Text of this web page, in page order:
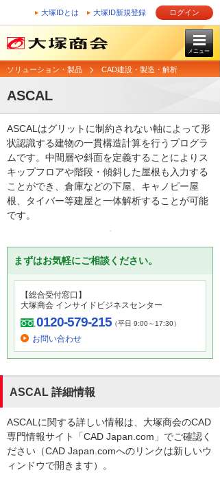
大塚IDとは 大塚ID新規登録 ログイン
メニュー
ソリューション・製品 CAD建設・製造・解析
ASCAL
ASCALはグリットに制約されない軸によって形
状認識する建物の一貫構造計算を行うプログラ
ムです。中間層や斜面を定義することによりス
キップフロアや階段・傾斜した屋根も入力する
ことができ、倉庫などの下屋、キャノピー屋
根、タイバー等建屋と一体解析することが可能
です。
まずはお気軽にご相談ください。
【総合受付窓口】
大塚商会 インサイドビジネスセンター
0120-579-215（平日 9:00～17:30）
お問い合わせ
ASCAL 詳細情報
ASCALに関する詳しい情報は、大塚商会のCAD
専門情報サイト「CAD Japan.com」でご確認く
ださい（CAD Japan.comへのリンクは新しいウ
ィンドウで開きます）。